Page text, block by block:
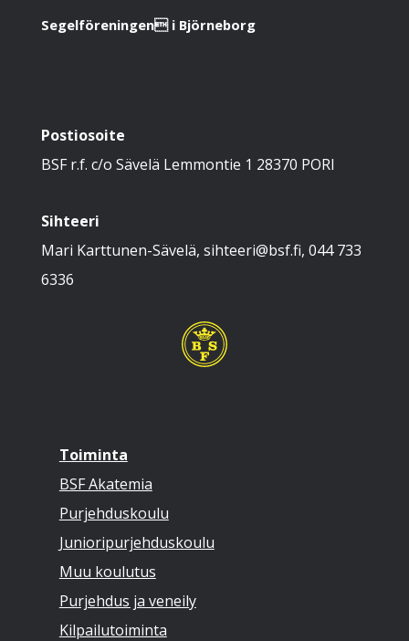
Segelföreningen i Björneborg
Postiosoite
BSF r.f. c/o Sävelä Lemmontie 1 28370 PORI
Sihteeri
Mari Karttunen-Sävelä, sihteeri@bsf.fi, 044 733
6336
Toiminta
BSF Akatemia
Purjehduskoulu
Junioripurjehduskoulu
Muu koulutus
Purjehdus ja veneily
Kilpailutoiminta